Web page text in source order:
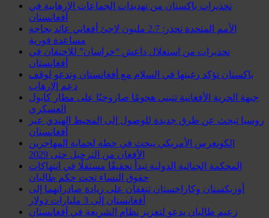
تحذيرات باكستان من تهديدات الجماعات الإرهابية في
أفغانستان
الأمم المتحدة تحذر: 2.7 مليون لاجئ أفغاني عائد بحاجة
مساعدة فورية
تحذيرات من استغلال داعش “خراسان” للاحتقان في
أفغانستان
باكستان تؤكد رغبتها في السلام مع أفغانستان وتدعو لوقف
دعم الإرهاب
جبهة الحرية الأفغانية تتبنى هجومًا صاروخيًا على مطار كابول
العسكري
روسيا تبحث عن طرق جديدة للوصول إلى المحيط الهندي عبر
أفغانستان
الكونغرس الأمريكي يبحث في خطة لحماية المهاجرين
الأفغان من الترحيل حتى 2029
المحكمة الجنائية الدولية تبدأ تحقيقًا مستقلًا في انتهاكات
حقوق النساء تحت حكم طالبان
أوزبكستان وكازاخستان تتفقان على زيادة صادراتهما إلى
أفغانستان إلى 3 مليارات دولار
زعيم طالبان يدعو لتعزيز نظام الشريعة في أفغانستان